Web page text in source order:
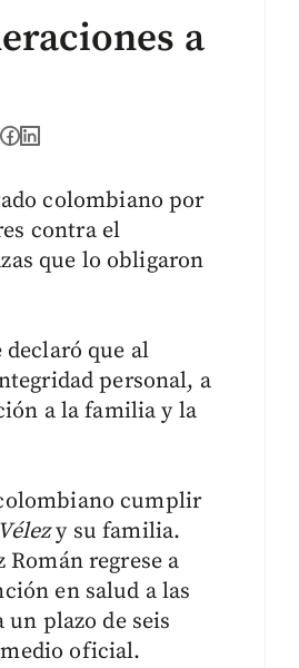
a
colombiano por
contra el
que lo obligaron
declaró que al
personal, a
a la familia y la
cumplir
y su familia.
regrese a
en salud a las
plazo de seis
oficial.